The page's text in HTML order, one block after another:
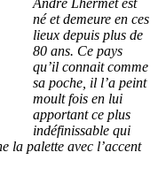
né et demeure en ces
lieux depuis plus de
80 ans. Ce pays
qu’il connait comme
sa poche, il l’a peint
moult fois en lui
apportant ce plus
indéfinissable qui
la palette avec l’accent